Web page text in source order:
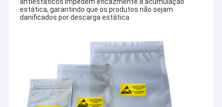
antiestáticos impedem eficazmente a acumulação
estática, garantindo que os produtos não sejam
danificados por descarga estática.